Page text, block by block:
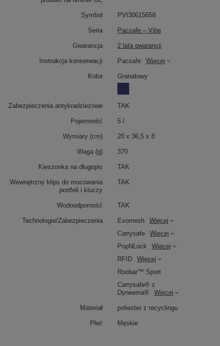
Symbol PVI30615658
Seria Pacsafe – Vibe
Gwarancja 2 lata gwarancji
Instrukcja konserwacji Pacsafe Więcej
Kolor Granatowy
Zabezpieczenia antykradzieżowe TAK
Pojemność 5 l
Wymiary (cm) 20 x 36,5 x 8
Waga (g) 370
Kieszonka na długopis TAK
Wewnętrzny klips do mocowania
portfeli i kluczy
TAK
Wodoodporność TAK
Technologie/Zabezpieczenia Exomesh
Więcej
Carrysafe
Więcej
PopNLock
Więcej
RFID
Więcej
Roobar™ Sport
Carrysafe® z
Dyneema®
Więcej
Materiał poliester z recyclingu
Płeć Męskie